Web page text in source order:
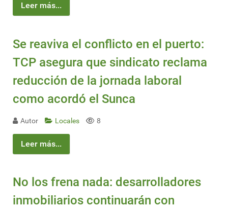
Leer más...
Se reaviva el conflicto en el puerto:
TCP asegura que sindicato reclama
reducción de la jornada laboral
como acordó el Sunca
Autor Locales 8
Leer más...
No los frena nada: desarrolladores
inmobiliarios continuarán con